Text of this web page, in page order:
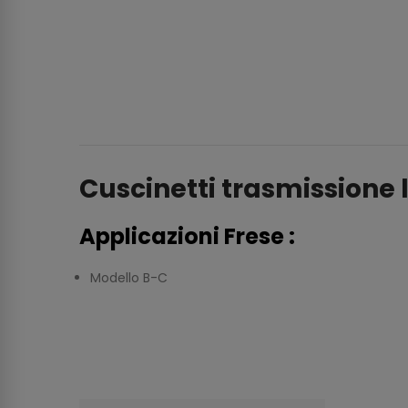
Cuscinetti trasmissione
Applicazioni Frese :
Modello B-C